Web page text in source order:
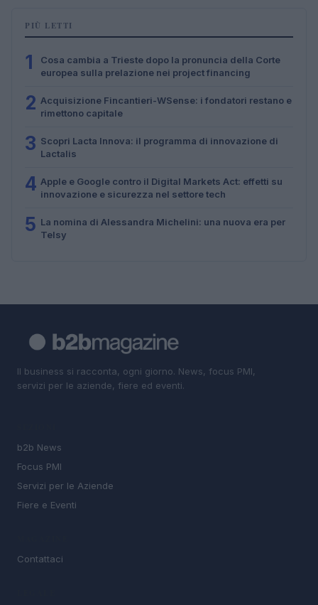
PIÙ LETTI
1
Cosa cambia a Trieste dopo la pronuncia della Corte
europea sulla prelazione nei project financing
2 Acquisizione Fincantieri-WSense: i fondatori restano e
rimettono capitale
3 Scopri Lacta Innova: il programma di innovazione di
Lactalis
4 Apple e Google contro il Digital Markets Act: effetti su
innovazione e sicurezza nel settore tech
5 La nomina di Alessandra Michelini: una nuova era per
Telsy
Il business si racconta, ogni giorno. News, focus PMI,
servizi per le aziende, fiere ed eventi.
b2b News
Focus PMI
Servizi per le Aziende
Fiere e Eventi
Contattaci